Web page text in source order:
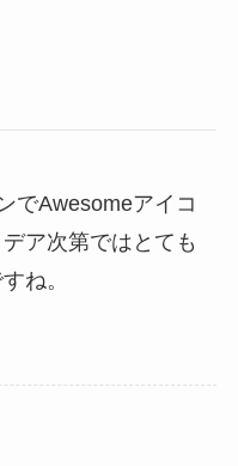
でAwesomeアイコ
ア次第ではとても
ね。